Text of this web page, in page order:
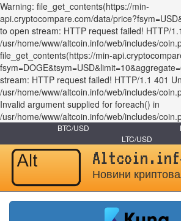
Warning: file_get_contents(https://min-
api.cryptocompare.com/data/
to open stream: HTTP request failed! HTTP/
/usr/home/www/altcoin.info/web/includes/
file_get_contents(https://min-
stream: HTTP request failed! HTTP/1.1 401
/usr/home/www/altcoin.info/web/includes/
Invalid argument supplied for foreach() in
/usr/home/www/altcoin.info/web/includes/
BTC/USD
LTC/USD
Новини